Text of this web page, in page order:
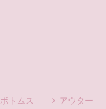
ボトムス アウター